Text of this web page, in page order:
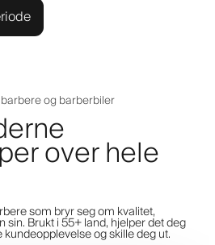
og barberbiler
over hele
som bryr seg om kvalitet,
sin. Brukt i 55+ land, hjelper det deg
og skille deg ut.